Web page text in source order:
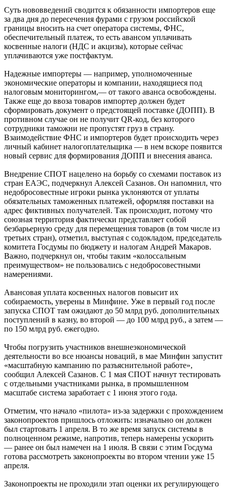
Суть нововведений сводится к обязанности импортеров еще
за два дня до пересечения фурами с грузом российской
границы вносить на счет оператора системы, ФНС,
обеспечительный платеж, то есть авансом уплачивать
косвенные налоги (НДС и акцизы), которые сейчас
уплачиваются уже постфактум.
Надежные импортеры — например, уполномоченные
экономические операторы и компании, находящиеся под
налоговым мониторингом,— от такого аванса освобождены.
Также еще до ввоза товаров импортер должен будет
сформировать документ о предстоящей поставке (ДОПП). В
противном случае он не получит QR-код, без которого
сотрудники таможни не пропустят груз в страну.
Взаимодействие ФНС и импортеров будет происходить через
личный кабинет налогоплательщика — в нем вскоре появится
новый сервис для формирования ДОПП и внесения аванса.
Внедрение СПОТ нацелено на борьбу со схемами поставок из
стран ЕАЭС, подчеркнул Алексей Сазанов. Он напомнил, что
недобросовестные игроки рынка уклоняются от уплаты
обязательных таможенных платежей, оформляя поставки на
адрес фиктивных получателей. Так происходит, потому что
союзная территория фактически представляет собой
безбарьерную среду для перемещения товаров (в том числе из
третьих стран), отметил, выступая с содокладом, председатель
комитета Госдумы по бюджету и налогам Андрей Макаров.
Важно, подчеркнул он, чтобы таким «колоссальным
преимуществом» не пользовались с недобросовестными
намерениями.
Авансовая уплата косвенных налогов повысит их
собираемость, уверены в Минфине. Уже в первый год после
запуска СПОТ там ожидают до 50 млрд руб. дополнительных
поступлений в казну, во второй — до 100 млрд руб., а затем —
по 150 млрд руб. ежегодно.
Чтобы погрузить участников внешнеэкономической
деятельности во все нюансы новаций, в мае Минфин запустит
«масштабную кампанию по разъяснительной работе»,
сообщил Алексей Сазанов. С 1 мая СПОТ начнут тестировать
с отдельными участниками рынка, в промышленном
масштабе система заработает с 1 июня этого года.
Отметим, что начало «пилота» из-за задержки с прохождением
законопроектов пришлось отложить: изначально он должен
был стартовать 1 апреля. В то же время запуск системы в
полноценном режиме, напротив, теперь намерены ускорить
— ранее он был намечен на 1 июля. В связи с этим Госдума
готова рассмотреть законопроекты во втором чтении уже 15
апреля.
Законопроекты не проходили этап оценки их регулирующего